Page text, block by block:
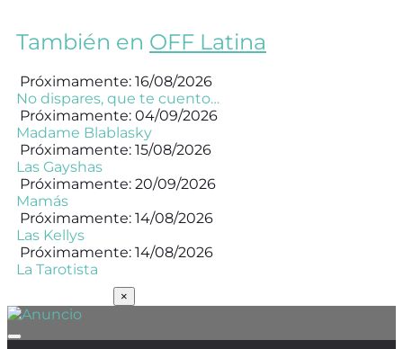
También en OFF Latina
Próximamente: 16/08/2026
No dispares, que te cuento…
Próximamente: 04/09/2026
Madame Blablasky
Próximamente: 15/08/2026
Las Gayshas
Próximamente: 20/09/2026
Mamás
Próximamente: 14/08/2026
Las Kellys
Próximamente: 14/08/2026
La Tarotista
×